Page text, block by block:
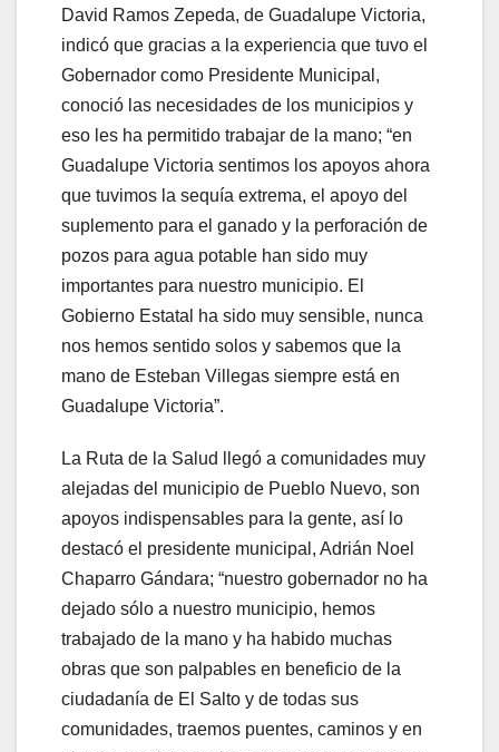
David Ramos Zepeda, de Guadalupe Victoria,
indicó que gracias a la experiencia que tuvo el
Gobernador como Presidente Municipal,
conoció las necesidades de los municipios y
eso les ha permitido trabajar de la mano; “en
Guadalupe Victoria sentimos los apoyos ahora
que tuvimos la sequía extrema, el apoyo del
suplemento para el ganado y la perforación de
pozos para agua potable han sido muy
importantes para nuestro municipio. El
Gobierno Estatal ha sido muy sensible, nunca
nos hemos sentido solos y sabemos que la
mano de Esteban Villegas siempre está en
Guadalupe Victoria”.
La Ruta de la Salud llegó a comunidades muy
alejadas del municipio de Pueblo Nuevo, son
apoyos indispensables para la gente, así lo
destacó el presidente municipal, Adrián Noel
Chaparro Gándara; “nuestro gobernador no ha
dejado sólo a nuestro municipio, hemos
trabajado de la mano y ha habido muchas
obras que son palpables en beneficio de la
ciudadanía de El Salto y de todas sus
comunidades, traemos puentes, caminos y en